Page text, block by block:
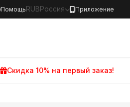
Помощь RUBРоссия Приложение
Скидка 10% на первый заказ!